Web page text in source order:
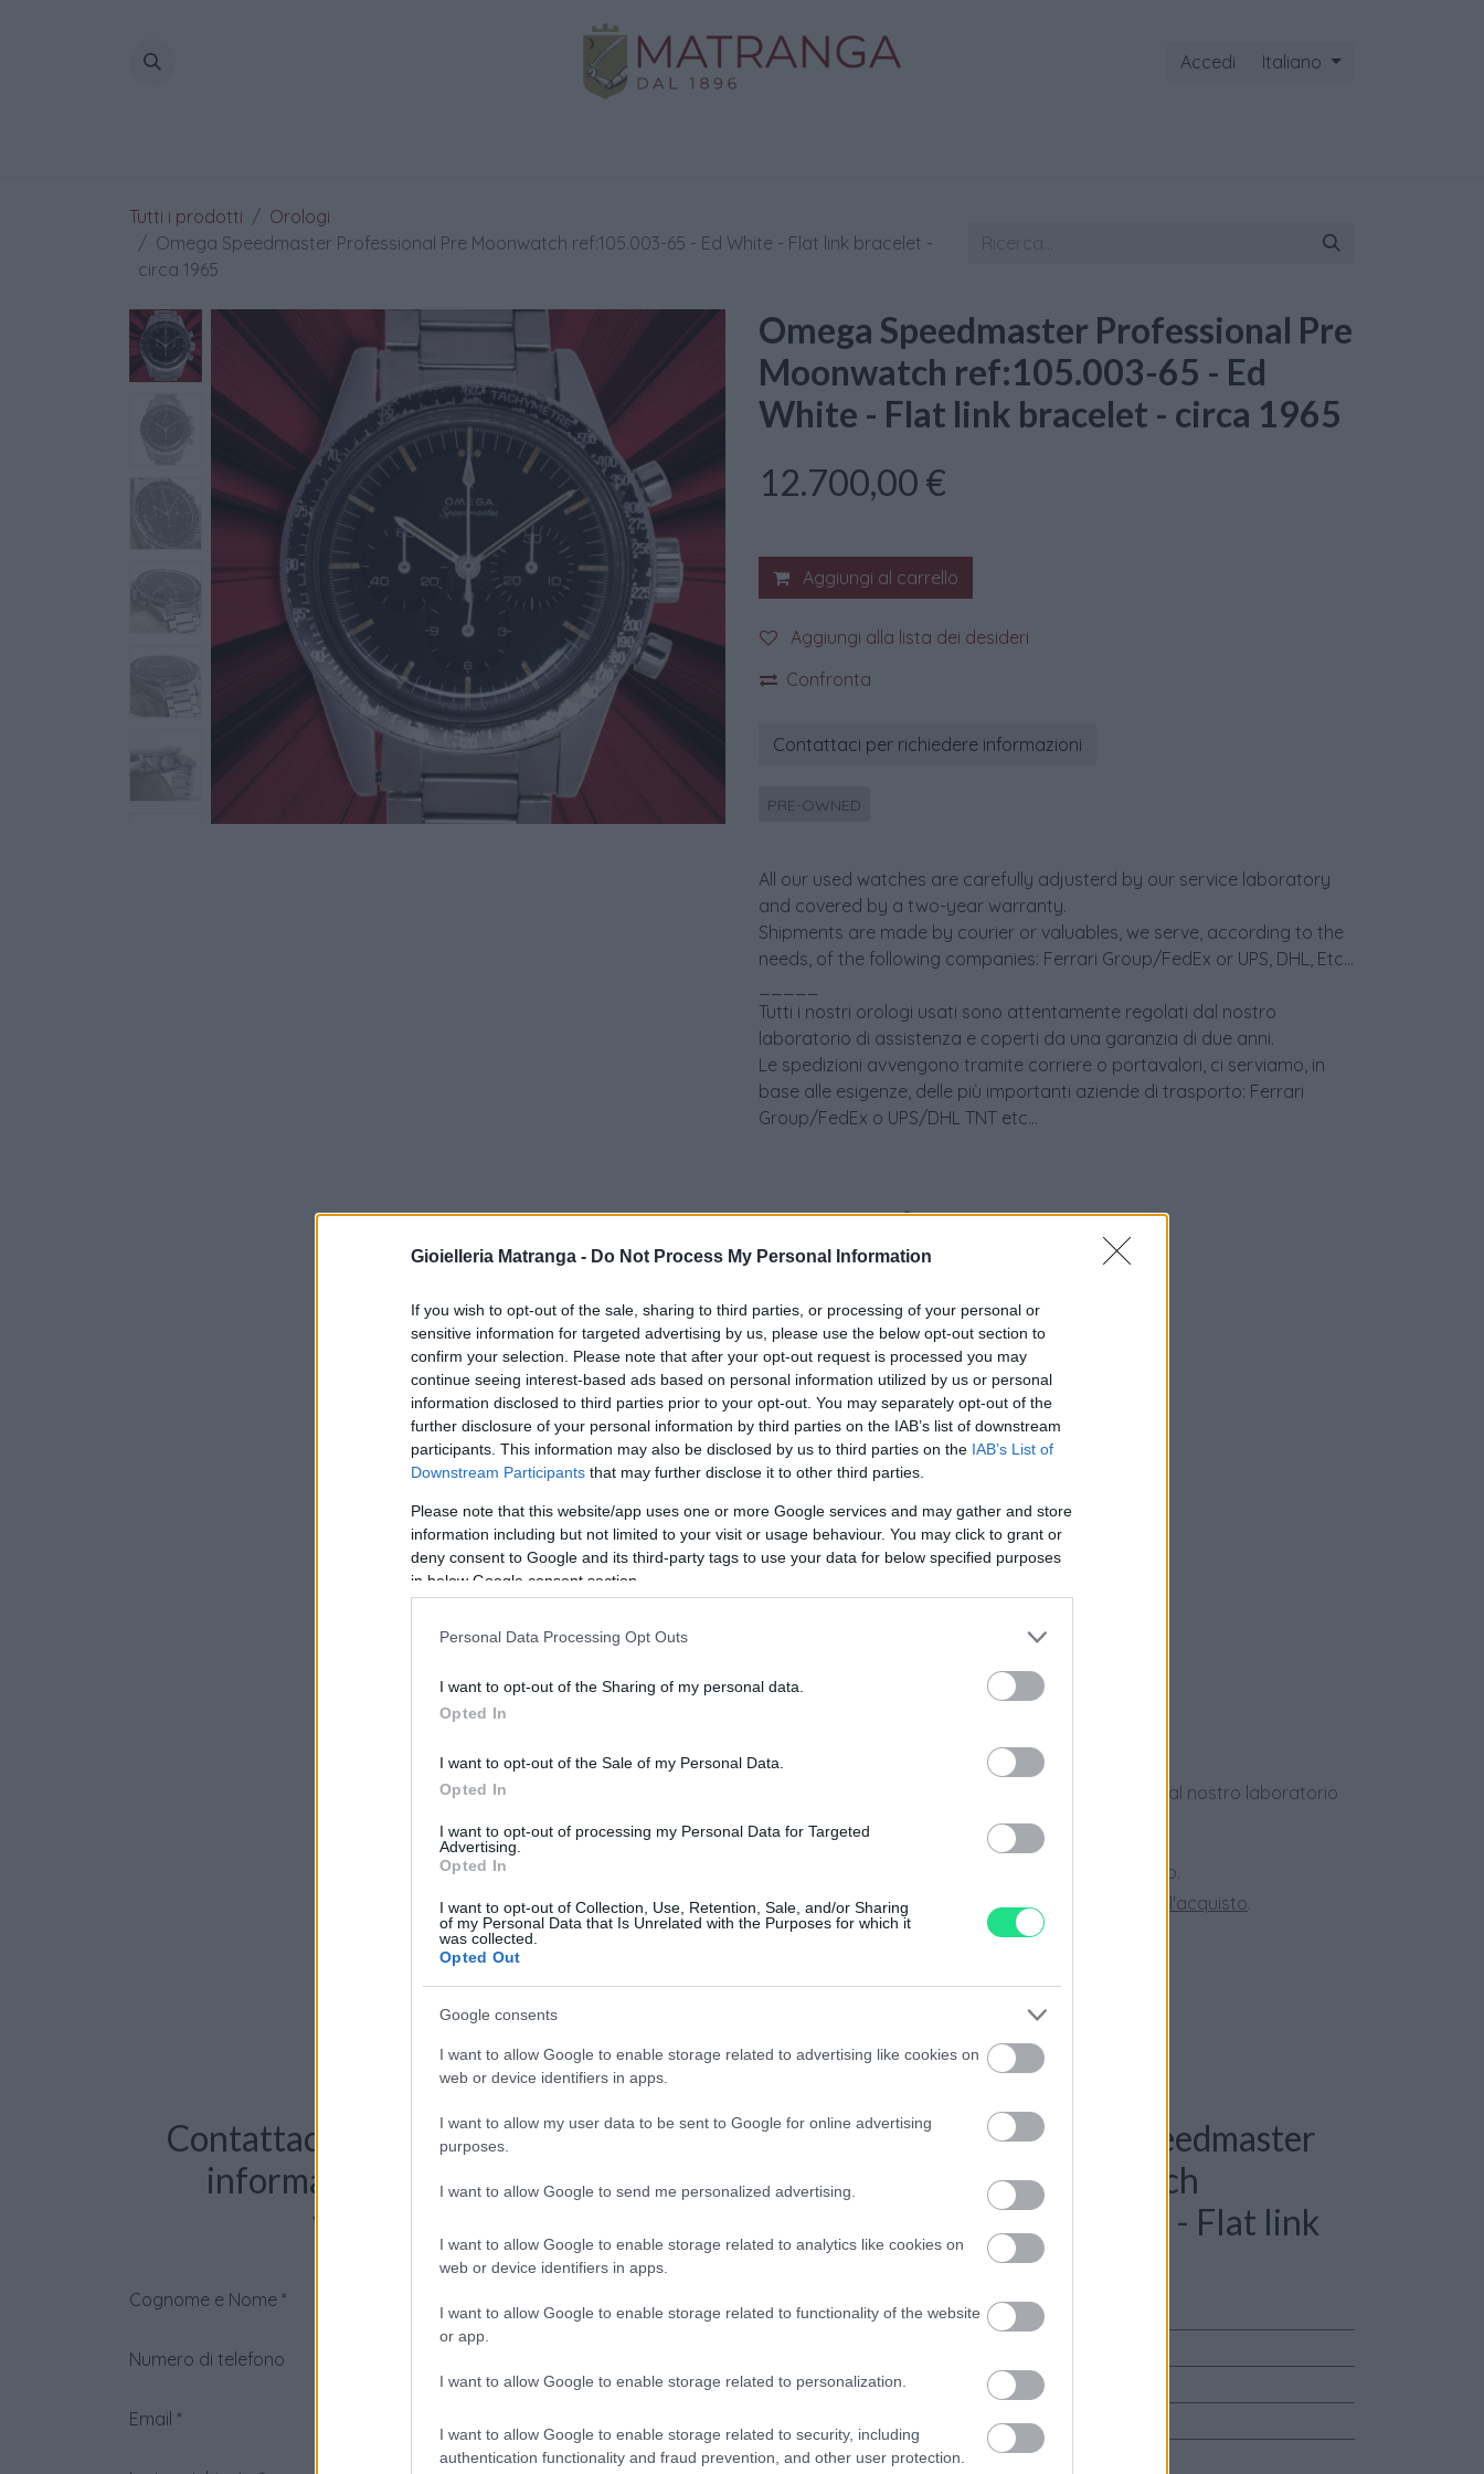
Gioielleria Matranga - Do Not Process My Personal Information
If you wish to opt-out of the sale, sharing to third parties, or processing of your personal or
sensitive information for targeted advertising by us, please use the below opt-out section to
confirm your selection. Please note that after your opt-out request is processed you may
continue seeing interest-based ads based on personal information utilized by us or personal
information disclosed to third parties prior to your opt-out. You may separately opt-out of the
further disclosure of your personal information by third parties on the IAB’s list of downstream
participants. This information may also be disclosed by us to third parties on the IAB’s List of
Downstream Participants that may further disclose it to other third parties.
Please note that this website/app uses one or more Google services and may gather and store
information including but not limited to your visit or usage behaviour. You may click to grant or
deny consent to Google and its third-party tags to use your data for below specified purposes
in below Google consent section.
Personal Data Processing Opt Outs
I want to opt-out of the Sharing of my personal data.
Opted In
I want to opt-out of the Sale of my Personal Data.
Opted In
I want to opt-out of processing my Personal Data for Targeted
Advertising.
Opted In
I want to opt-out of Collection, Use, Retention, Sale, and/or Sharing
of my Personal Data that Is Unrelated with the Purposes for which it
was collected.
Opted Out
Google consents
I want to allow Google to enable storage related to advertising like cookies on
web or device identifiers in apps.
I want to allow my user data to be sent to Google for online advertising
purposes.
I want to allow Google to send me personalized advertising.
I want to allow Google to enable storage related to analytics like cookies on
web or device identifiers in apps.
I want to allow Google to enable storage related to functionality of the website
or app.
I want to allow Google to enable storage related to personalization.
I want to allow Google to enable storage related to security, including
authentication functionality and fraud prevention, and other user protection.
Accedi Italiano
Tutti i prodotti
Orologi
Omega Speedmaster Professional Pre Moonwatch ref:105.003-65 - Ed White - Flat link bracelet -
circa 1965
Omega Speedmaster Professional Pre
Moonwatch ref:105.003-65 - Ed
White - Flat link bracelet - circa 1965
12.700,00 €
Aggiungi al carrello
Aggiungi alla lista dei desideri
Confronta
Contattaci per richiedere informazioni
PRE-OWNED
All our used watches are carefully adjusterd by our service laboratory
and covered by a two-year warranty.
Shipments are made by courier or valuables, we serve, according to the
needs, of the following companies: Ferrari Group/FedEx or UPS, DHL, Etc...
Tutti i nostri orologi usati sono attentamente regolati dal nostro
laboratorio di assistenza e coperti da una garanzia di due anni.
Le spedizioni avvengono tramite corriere o portavalori, ci serviamo, in
base alle esigenze, delle più importanti aziende di trasporto: Ferrari
Group/FedEx o UPS/DHL TNT etc...
Visualizza proposte di finanziamento
Politiche dei prezzi online
Caratteristiche Prodotto
iRef:94
Basato su 408 reviews
sui prodotti usati, verificati dal nostro laboratorio
Reso facile e gratuito
entro 28 giorni.
per ordini superiori a 150 euro.
Per maggiori dettagli consultate la nostra
Guida all'acquisto.
Contattaci per richiedere maggiori
informazioni o prenotare una
videochiamata:
Cognome e Nome *
Numero di telefono
Email *
Caratteristiche: Omega Speedmaster
Professional Pre Moonwatch
ref:105.003-65 - Ed White - Flat link
bracelet - circa 1965
Marca:Omega
Referenza:105.003-65
Materiali Cinturino:Acciaio